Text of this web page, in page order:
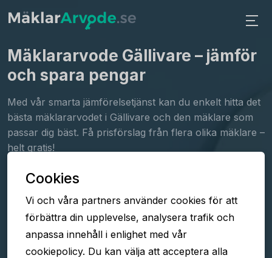
Mäklararvode Gällivare – jämför
och spara pengar
Med vår smarta jämförelsetjänst kan du enkelt hitta det
bästa mäklararvodet i Gällivare och den mäklare som
passar dig bäst. Få prisförslag från flera olika mäklare –
helt gratis!
Fyll i formuläret
Jämför arvoden
Välj mäklare
Cookies
Vi och våra partners använder cookies för att
förbättra din upplevelse, analysera trafik och
anpassa innehåll i enlighet med vår
cookiepolicy. Du kan välja att acceptera alla